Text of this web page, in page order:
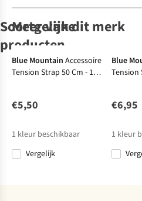
Soortgelijke
producten
Blue Mountain
Tension Strap
50 Cm - 18 Mm
Blue Mountain
Tension Strap
150 Cm - 18
Blue Mountain
Tension Strap
75 Cm - 18 Mm
Meer van dit merk
Blue Mountain Accessoire
Tension Strap 50 Cm - 18
€5,50
1 kleur beschikbaar
Vergelijk
Blue
Tension
€6,95
1 kleur